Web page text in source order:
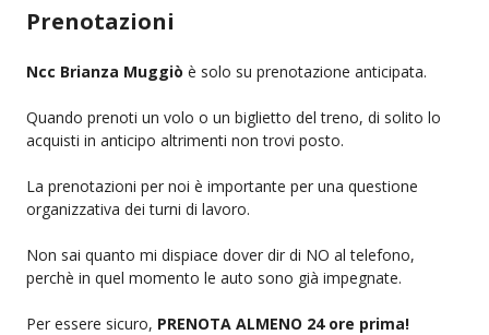
Prenotazioni
Ncc Brianza Muggiò è solo su prenotazione anticipata.
Quando prenoti un volo o un biglietto del treno, di solito lo
acquisti in anticipo altrimenti non trovi posto.
La prenotazioni per noi è importante per una questione
organizzativa dei turni di lavoro.
Non sai quanto mi dispiace dover dir di NO al telefono,
perchè in quel momento le auto sono già impegnate.
Per essere sicuro, PRENOTA ALMENO 24 ore prima!